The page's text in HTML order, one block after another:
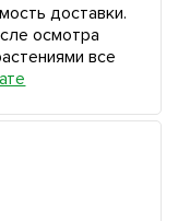
доставки.
осмотра
все